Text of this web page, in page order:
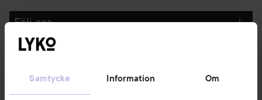
Samtycke Information Om
Följ oss